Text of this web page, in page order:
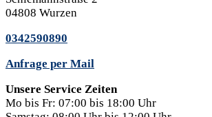
04808 Wurzen
0342590890
Anfrage per Mail
Unsere Service Zeiten
Mo bis Fr: 07:00 bis 18:00 Uhr